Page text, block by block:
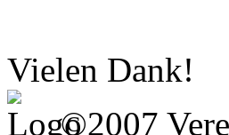
Vielen Dank!
©2007